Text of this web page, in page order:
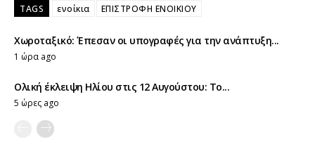
TAGS ενοίκια ΕΠΙΣΤΡΟΦΗ ΕΝΟΙΚΙΟΥ
Χωροταξικό: Έπεσαν οι υπογραφές για την ανάπτυξη...
1 ώρα ago
Ολική έκλειψη Ηλίου στις 12 Αυγούστου: Το...
5 ώρες ago